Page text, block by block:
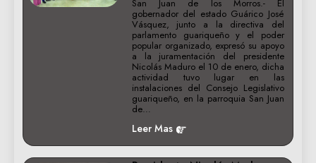
San Juan de los Morros.- El
gobernador del estado Guárico José
Vásquez, junto a la directiva del
parlamento guariqueño y el poder
popular organizado, expresó su apoyo
a la juramentación del presidente
Nicolás Maduro el 10 de enero, dicha
actividad tuvo lugar en las
instalaciones del Consejo Legislativo
guariqueño, en la parroquia San Juan
de…
Leer Mas